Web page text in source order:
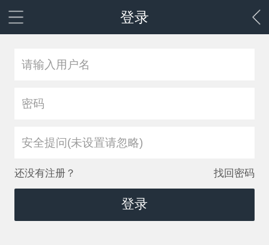
登录
安全提问(未设置请忽略)
还没有注册？ 找回密码
登录